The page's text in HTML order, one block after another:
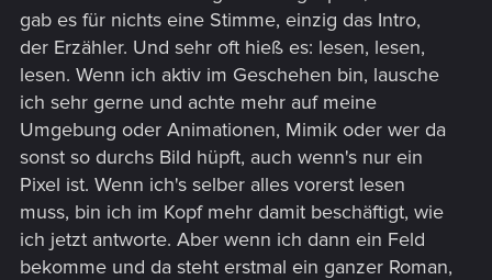
gab es für nichts eine Stimme, einzig das Intro,
der Erzähler. Und sehr oft hieß es: lesen, lesen,
lesen. Wenn ich aktiv im Geschehen bin, lausche
ich sehr gerne und achte mehr auf meine
Umgebung oder Animationen, Mimik oder wer da
sonst so durchs Bild hüpft, auch wenn's nur ein
Pixel ist. Wenn ich's selber alles vorerst lesen
muss, bin ich im Kopf mehr damit beschäftigt, wie
ich jetzt antworte. Aber wenn ich dann ein Feld
bekomme und da steht erstmal ein ganzer Roman,